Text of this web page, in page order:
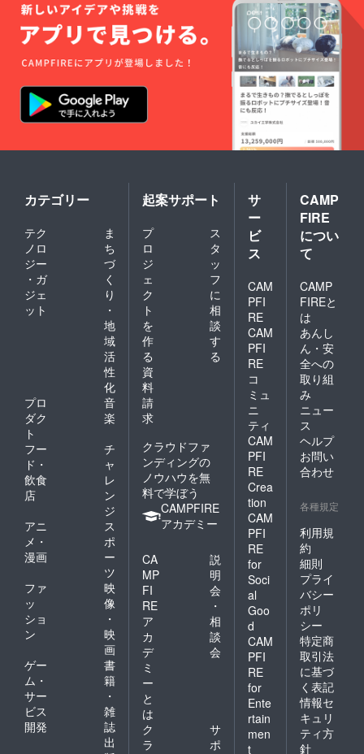
カテゴリー
テク
ノロ
ジー
・ガ
ジェ
ット
ま
ち
づ
く
り
・
地
域
活
性
化
プロ
ダク
ト
音
楽
フー
ド・
飲食
店
チ
ャ
レ
ン
ジ
アニ
メ・
漫画
ス
ポ
ー
ツ
ファ
ッ
ショ
ン
映
像
・
映
画
ゲー
ム・
サー
ビス
開発
書
籍
・
雑
誌
出
起案サポート
プ
ロ
ジ
ェ
ク
ト
を
作
る
ス
タ
ッ
フ
に
相
談
す
る
資
料
請
求
クラウドファ
ンディングの
ノウハウを無
料で学ぼう
CAMPFIRE
アカデミー
CA
MP
FI
RE
ア
カ
デ
ミ
ー
と
は
説
明
会
・
相
談
会
ク
ラ
サ
ポ
サ
ー
ビ
ス
CAM
PFI
RE
CAM
PFI
RE
コ
ミュ
ニ
ティ
CAM
PFI
RE
Crea
tion
CAM
PFI
RE
for
Soci
al
Goo
d
CAM
PFI
RE
for
Ente
rtain
men
t
CAMP
FIRE
につい
て
CAMP
FIREと
は
あんし
ん・安
全への
取り組
み
ニュー
ス
ヘルプ
お問い
合わせ
各種規定
利用規
約
細則
プライ
バシー
ポリ
シー
特定商
取引法
に基づ
く表記
情報セ
キュリ
ティ方
針